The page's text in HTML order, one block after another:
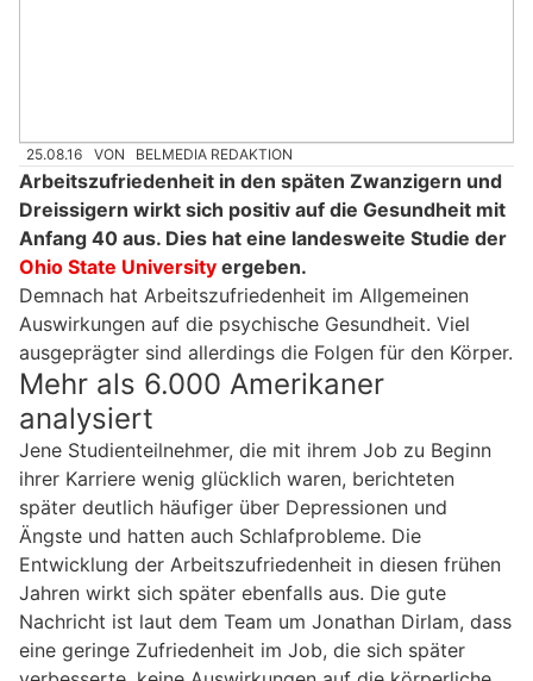
25.08.16 VON BELMEDIA REDAKTION
Arbeitszufriedenheit in den späten Zwanzigern und
Dreissigern wirkt sich positiv auf die Gesundheit mit
Anfang 40 aus. Dies hat eine landesweite Studie der
Ohio State University ergeben.
Demnach hat Arbeitszufriedenheit im Allgemeinen
Auswirkungen auf die psychische Gesundheit. Viel
ausgeprägter sind allerdings die Folgen für den Körper.
Mehr als 6.000 Amerikaner
analysiert
Jene Studienteilnehmer, die mit ihrem Job zu Beginn
ihrer Karriere wenig glücklich waren, berichteten
später deutlich häufiger über Depressionen und
Ängste und hatten auch Schlafprobleme. Die
Entwicklung der Arbeitszufriedenheit in diesen frühen
Jahren wirkt sich später ebenfalls aus. Die gute
Nachricht ist laut dem Team um Jonathan Dirlam, dass
eine geringe Zufriedenheit im Job, die sich später